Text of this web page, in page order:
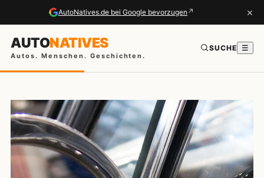
AutoNatives.de bei Google bevorzugen ↗ ×
AUTONATIVES
Autos. Menschen. Geschichten.
SUCHE ☰